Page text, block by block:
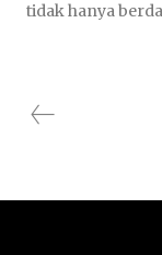
tidak hanya